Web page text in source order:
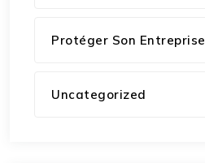
Protéger Son Entreprise
Uncategorized